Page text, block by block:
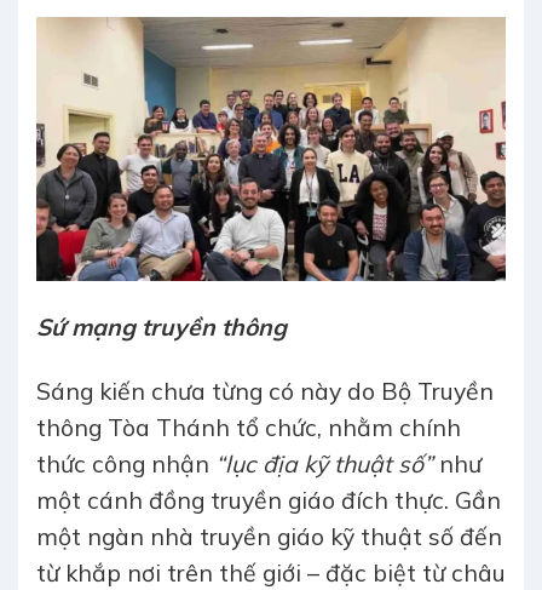
Sứ mạng truyền thông
Sáng kiến chưa từng có này do Bộ Truyền
thông Tòa Thánh tổ chức, nhằm chính
thức công nhận “lục địa kỹ thuật số”như
một cánh đồng truyền giáo đích thực. Gần
một ngàn nhà truyền giáo kỹ thuật số đến
từ khắp nơi trên thế giới – đặc biệt từ châu